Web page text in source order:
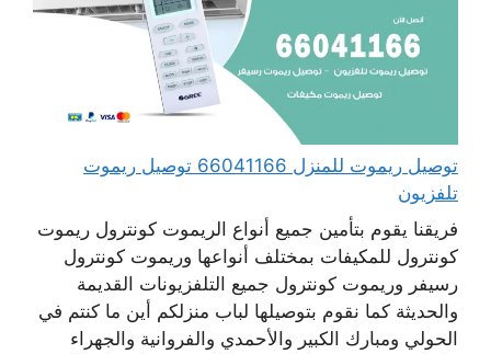
توصيل ريموت للمنزل 66041166 توصيل ريموت
تلفزيون
فريقنا يقوم بتأمين جميع أنواع الريموت كونترول ريموت
كونترول للمكيفات بمختلف أنواعها وريموت كونترول
رسيفر وريموت كونترول جميع التلفزيونات القديمة
والحديثة كما نقوم بتوصيلها لباب منزلكم أين ما كنتم في
الحولي ومبارك الكبير والأحمدي والفروانية والجهراء